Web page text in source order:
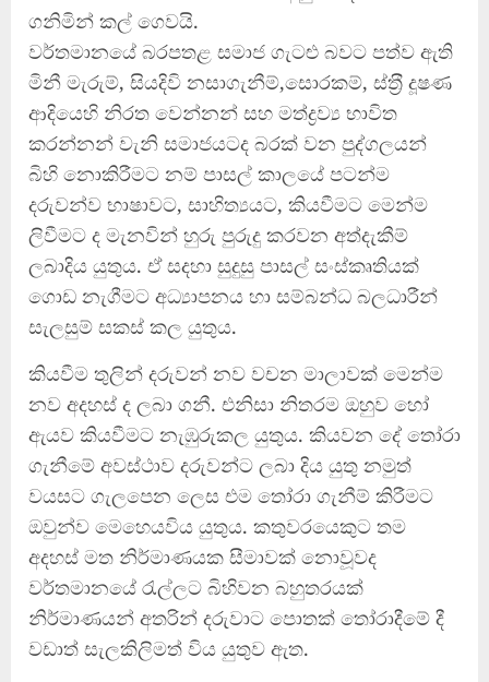
ගනිමින් කල් ගෙවයි.
වර්තමානයේ බරපතළ සමාජ ගැටළු බවට පත්ව ඇති
මිනී මැරුම්, සියදිවි නසාගැනීම්,සොරකම්, ස්ත‍්‍රී දූෂණ
ආදියෙහි නිරත වෙන්නන් සහ මත්ද්‍රව්‍ය භාවිත
කරන්නන් වැනි සමාජයටද බරක් වන පුද්ගලයන්
බිහි නොකිරීමට නම් පාසල් කාලයේ පටන්ම
දරුවන්ව භාෂාවට, සාහිත්‍යයට, කියවීමට මෙන්ම
ලිවීමට ද මැනවින් හුරු පුරුදු කරවන අත්දැකීම්
ලබාදිය යුතුය. ඒ සදහා සුදුසු පාසල් සංස්කෘතියක්
ගොඩ නැගීමට අධ්‍යාපනය හා සම්බන්ධ බලධාරීන්
සැලසුම් සකස් කල යුතුය.
කියවීම තුලින් දරුවන් නව වචන මාලාවක් මෙන්ම
නව අදහස් ද ලබා ගනී. එනිසා නිතරම ඔහුව හෝ
ඇයව කියවීමට නැඹුරුකල යුතුය. කියවන දේ තෝරා
ගැනීමේ අවස්ථාව දරුවන්ට ලබා දිය යුතු නමුත්
වයසට ගැලපෙන ලෙස එම තෝරා ගැනීම් කිරීමට
ඔවුන්ව මෙහෙයවිය යුතුය. කතුවරයෙකුට තම
අදහස් මත නිර්මාණයක සීමාවක් නොවූවද
වර්තමානයේ රැල්ලට බිහිවන බහුතරයක්
නිර්මාණයන් අතරින් දරුවාට පොතක් තෝරාදීමේ දී
වඩාත් සැලකිලිමත් විය යුතුව ඇත.